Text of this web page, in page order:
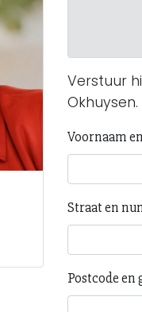
Verstuur
Okhuysen.
Voornaam
Straat en
Postcode en